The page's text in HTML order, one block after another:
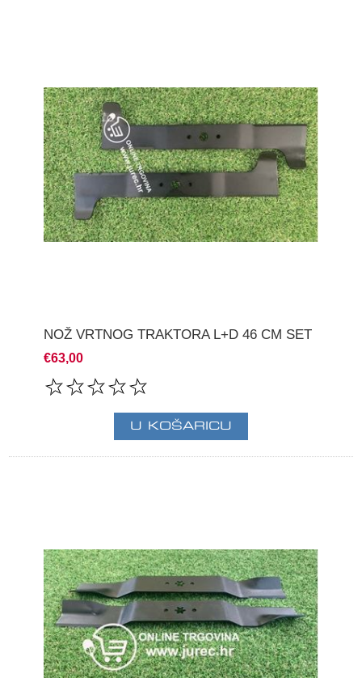
NOŽ VRTNOG TRAKTORA L+D 46 CM SET
€63,00